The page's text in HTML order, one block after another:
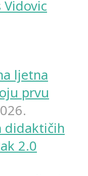
Vidovic
ljetna
prvu
didaktičih
2.0